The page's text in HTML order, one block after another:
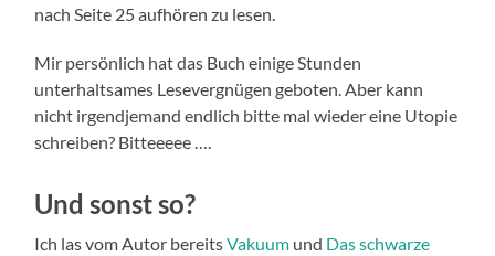
nach Seite 25 aufhören zu lesen.
Mir persönlich hat das Buch einige Stunden
unterhaltsames Lesevergnügen geboten. Aber kann
nicht irgendjemand endlich bitte mal wieder eine Utopie
schreiben? Bitteeeee ….
Und sonst so?
Ich las vom Autor bereitsVakuum und Das schwarze